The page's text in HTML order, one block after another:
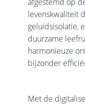
levenskwaliteit
geluidsisolatie,
duurzame
harmonieuze
bijzonder
Met de